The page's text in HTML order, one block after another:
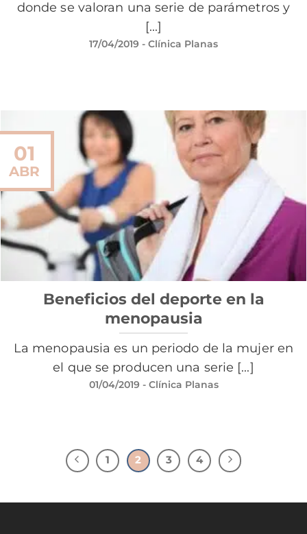
donde se valoran una serie de parámetros y
[...]
17/04/2019 - Clínica Planas
Beneficios del deporte en la
menopausia
La menopausia es un periodo de la mujer en
el que se producen una serie [...]
01/04/2019 - Clínica Planas
01
ABR
1 2 3 4